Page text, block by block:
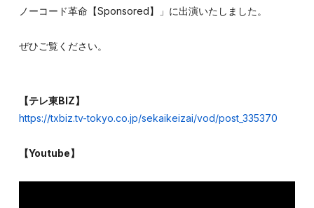
ノーコード革命【Sponsored】」に出演いたしました。
ぜひご覧ください。
【テレ東BIZ】
https://txbiz.tv-tokyo.co.jp/sekaikeizai/vod/post_335370
【Youtube】